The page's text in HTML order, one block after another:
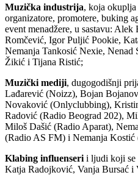
Muzička industrija, koja
organizatore, promotere, buking
event menadžere, u sastavu:
Romčević, Igor Puljić Pookie,
Nemanja Tankosić Nexie, Nenad
Žikić i Tijana Ristić;
Muzički mediji, dugogodišnji
Lađarević (Noizz), Bojan
Novaković (Onlyclubbing),
Radović (Radio Beograd 202),
Miloš Dašić (Radio Aparat),
(Radio AS FM) i Nemanja Kostić
Klabing influenseri i ljudi koji se
Katja Radojković, Vanja Bursać i